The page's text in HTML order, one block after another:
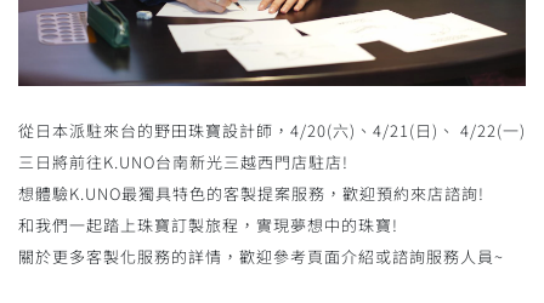
從日本派駐來台的野田珠寶設計師，4/20(六)、4/21(日)、 4/22(一)
三日將前往K.UNO台南新光三越西門店駐店!
想體驗K.UNO最獨具特色的客製提案服務，歡迎預約來店諮詢!
和我們一起踏上珠寶訂製旅程，實現夢想中的珠寶!
關於更多客製化服務的詳情，歡迎參考頁面介紹或諮詢服務人員~